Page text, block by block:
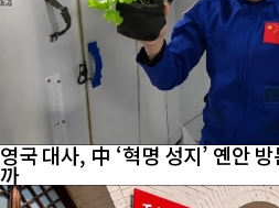
영국 대사, 中 ‘혁명 성지’ 옌안
까